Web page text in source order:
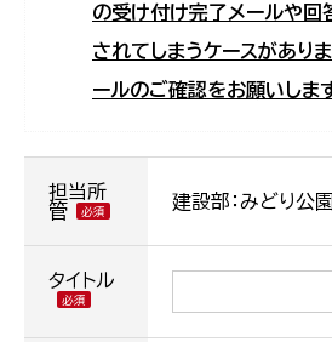
の受け付け完了メールや回
されてしまうケースがあり
ールのご確認をお願いします
担当所
管
建設部：みどり公
タイトル